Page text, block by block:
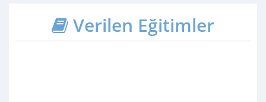
Verilen Eğitimler